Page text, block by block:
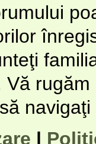
Vă
|